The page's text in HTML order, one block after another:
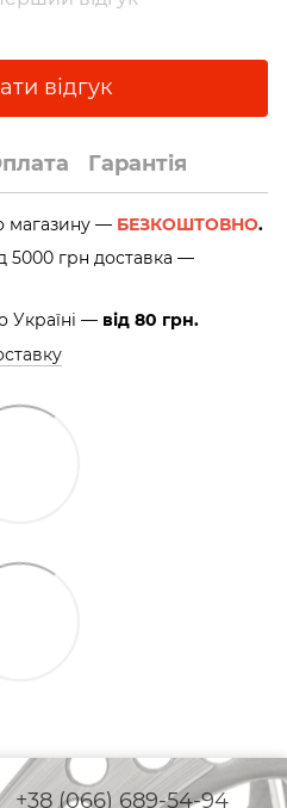
відгук
Гарантія
магазину — БЕЗКОШТОВНО.
5000 грн доставка —
Україні — від 80 грн.
+38 (066) 689-54-94